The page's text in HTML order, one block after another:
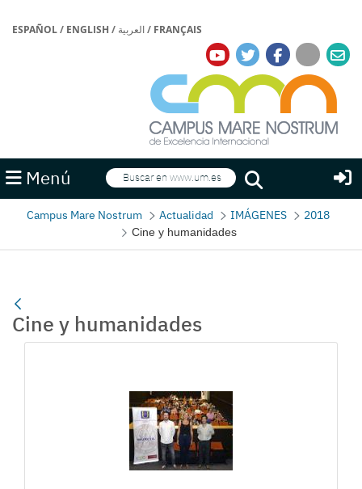
ESPAÑOL/ ENGLISH / العربية/ FRANÇAIS
Menú Buscar
Buscar
Campus Mare Nostrum Actualidad IMÁGENES 2018
Cine y humanidades
Cine y humanidades